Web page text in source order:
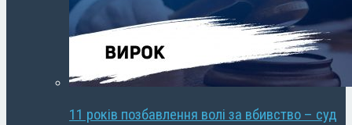
11 років позбавлення волі за вбивство – суд